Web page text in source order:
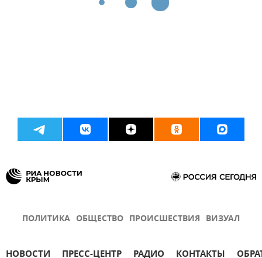
ПОЛИТИКА ОБЩЕСТВО ПРОИСШЕСТВИЯ ВИЗУАЛ
НОВОСТИ ПРЕСС-ЦЕНТР РАДИО КОНТАКТЫ